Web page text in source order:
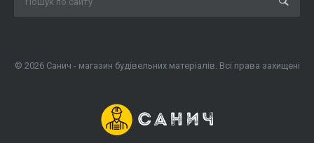
© 2026 Санич - магазин будівельних матеріалів. Всі права захищені